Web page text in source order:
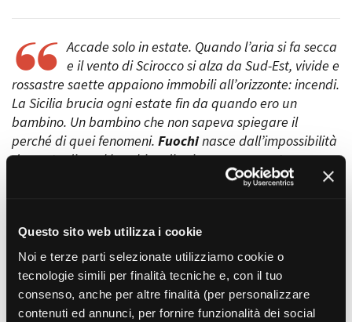
Questo sito web utilizza i cookie
Noi e terze parti selezionate utilizziamo cookie o
tecnologie simili per finalità tecniche e, con il tuo
consenso, anche per altre finalità (per personalizzare
contenuti ed annunci, per fornire funzionalità dei social
PRODUCTION GUIDE
Società di produzione
Strutture di servizio
Professionisti
Attrici-Attori
Beginners
LOCATION GUIDE
BOOK DATABASE
NEWS
CASTING
Premio Solinas
STRUMENTI
Location - Accedi al tuo
profilo
Location - Nuovo utente
Newsletter
Lavora con noi
Stage - Tirocini - Scuola e
per affidamento lavori in
economia
Accade solo in estate. Quando l’aria si fa secca
e il vento di Scirocco si alza da Sud-Est, vivide e
rossastre saette appaiono immobili all’orizzonte: incendi.
La Sicilia brucia ogni estate fin da quando ero un
bambino. Un bambino che non sapeva spiegare il
perché di quei fenomeni. Fuochinasce dall’impossibilità
da parte di quel bambino di spiegare un evento
naturale, come una malattia. I fuochi della storia
Ino. La mia intenzione è di dirigere Fuochi mostrando la
Sicilia come un vasto deserto abitato da pochi,
circondato da moderne onnipresenti tecnologie
mischiate a luoghi senza un tempo preciso. La scelta dei
suoni che fluttuano intorno al protagonista sono un